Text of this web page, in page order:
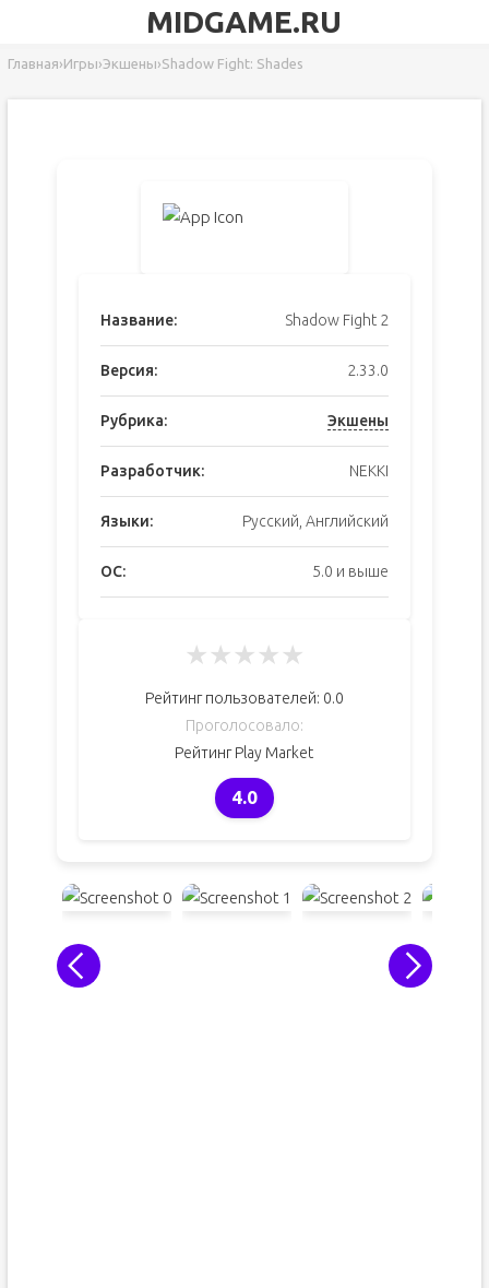
MIDGAME.RU
Главная›Игры›Экшены›Shadow Fight: Shades
Название: Shadow Fight 2
Версия: 2.33.0
Рубрика: Экшены
Разработчик: NEKKI
Языки: Русский, Английский
ОС: 5.0 и выше
★★★★★
Рейтинг пользователей: 0.0
Проголосовало:
Рейтинг Play Market
4.0